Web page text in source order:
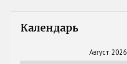
Календарь
Август 2026